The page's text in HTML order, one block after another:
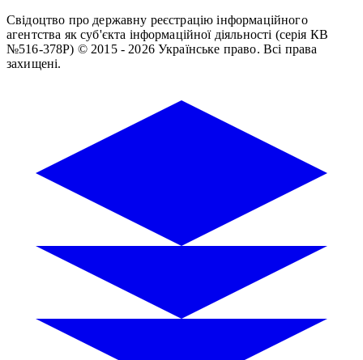
Свідоцтво про державну реєстрацію інформаційного
агентства як суб'єкта інформаційної діяльності (серія КВ
№516-378Р) © 2015 - 2026 Українське право. Всі права
захищені.